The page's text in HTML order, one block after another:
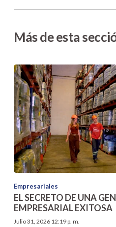
Más de esta
Empresariales
EL SECRETO DE UNA
EMPRESARIAL EXITOSA
Julio 31, 2026 12:19 p. m.